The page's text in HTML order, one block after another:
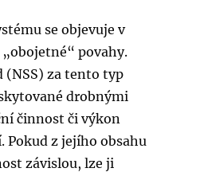
se objevuje v
povahy.
(NSS) za tento typ
drobnými
činnost či výkon
Pokud z jejího obsahu
závislou, lze ji